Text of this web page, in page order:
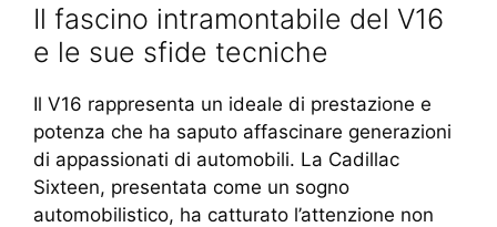
Il fascino intramontabile del V16
e le sue sfide tecniche
Il V16 rappresenta un ideale di prestazione e
potenza che ha saputo affascinare generazioni
di appassionati di automobili. La Cadillac
Sixteen, presentata come un sogno
automobilistico, ha catturato l’attenzione non